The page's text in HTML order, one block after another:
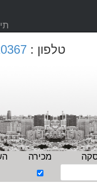
טלפון :
מכירה